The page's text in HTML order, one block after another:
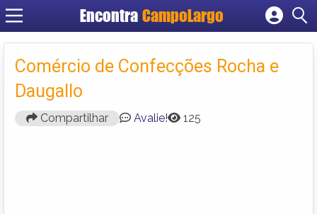
Encontra CampoLargo
Cadastrar empresa
Fazer login
Criar conta
Comércio de Confecções Rocha e
Daugallo
Compartilhar Avalie! 125